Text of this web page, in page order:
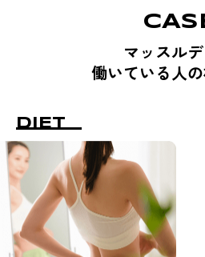
マッスル
働いている人
DIET